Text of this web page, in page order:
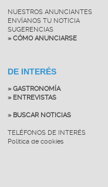
NUESTROS ANUNCIANTES
ENVÍANOS TU NOTICIA
SUGERENCIAS
» CÓMO ANUNCIARSE
DE INTERÉS
» GASTRONOMÍA
» ENTREVISTAS
» BUSCAR NOTICIAS
TELÉFONOS DE INTERÉS
Política de cookies